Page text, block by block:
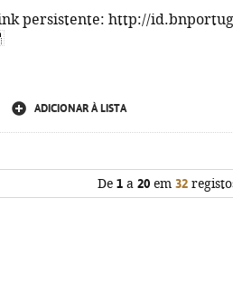
persistente: http://
ADICIONAR À LISTA
De 1a 20em 32